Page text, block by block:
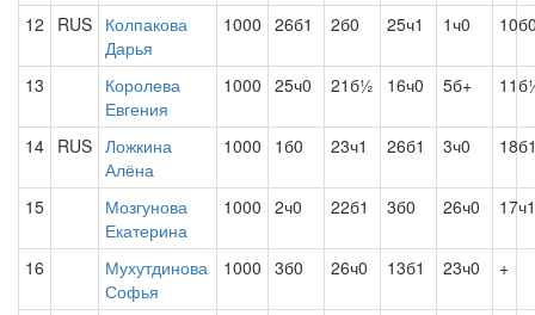
12 RUS Колпакова
Дарья
1000 26б1 2б0 25ч1 1ч0
13
Королева
Евгения
1000 25ч0 21б½ 16ч0 5б+
14 RUS Ложкина
Алёна
1000 1б0 23ч1 26б1 3ч0
15
Мозгунова
Екатерина
1000 2ч0 22б1 3б0 26ч0 17ч1
16
Мухутдинова
Софья
1000 3б0 26ч0 13б1 23ч0 +